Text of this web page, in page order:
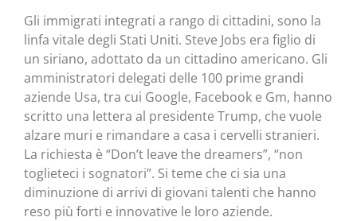
Gli immigrati integrati a rango di cittadini, sono la
linfa vitale degli Stati Uniti. Steve Jobs era figlio di
un siriano, adottato da un cittadino americano. Gli
amministratori delegati delle 100 prime grandi
aziende Usa, tra cui Google, Facebook e Gm, hanno
scritto una lettera al presidente Trump, che vuole
alzare muri e rimandare a casa i cervelli stranieri.
La richiesta è “Don’t leave the dreamers”, “non
toglieteci i sognatori”. Si teme che ci sia una
diminuzione di arrivi di giovani talenti che hanno
reso più forti e innovative le loro aziende.